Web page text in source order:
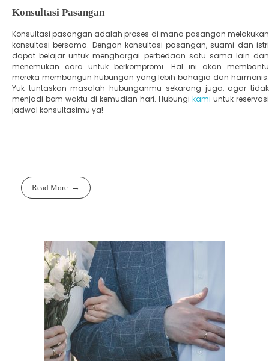
Konsultasi Pasangan
Konsultasi pasangan adalah proses di mana pasangan melakukan
konsultasi bersama. Dengan konsultasi pasangan, suami dan istri
dapat belajar untuk menghargai perbedaan satu sama lain dan
menemukan cara untuk berkompromi. Hal ini akan membantu
mereka membangun hubungan yang lebih bahagia dan harmonis.
Yuk tuntaskan masalah hubunganmu sekarang juga, agar tidak
menjadi bom waktu di kemudian hari. Hubungi kami untuk reservasi
jadwal konsultasimu ya!
Read More